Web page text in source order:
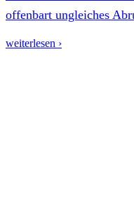
offenbart ungleiches
weiterlesen ›